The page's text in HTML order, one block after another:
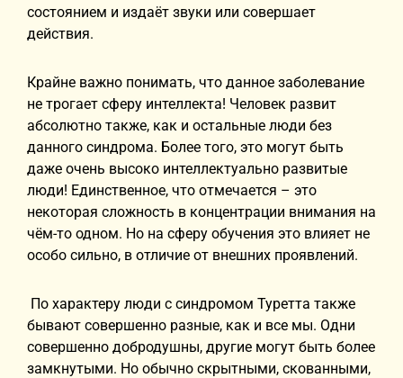
состоянием и издаёт звуки или совершает
действия.
Крайне важно понимать, что данное заболевание
не трогает сферу интеллекта! Человек развит
абсолютно также, как и остальные люди без
данного синдрома. Более того, это могут быть
даже очень высоко интеллектуально развитые
люди! Единственное, что отмечается – это
некоторая сложность в концентрации внимания на
чём-то одном. Но на сферу обучения это влияет не
особо сильно, в отличие от внешних проявлений.
По характеру люди с синдромом Туретта также
бывают совершенно разные, как и все мы. Одни
совершенно добродушны, другие могут быть более
замкнутыми. Но обычно скрытными, скованными,